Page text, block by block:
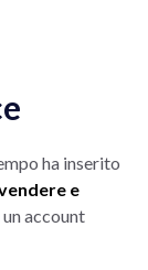
ha inserito
e
un account